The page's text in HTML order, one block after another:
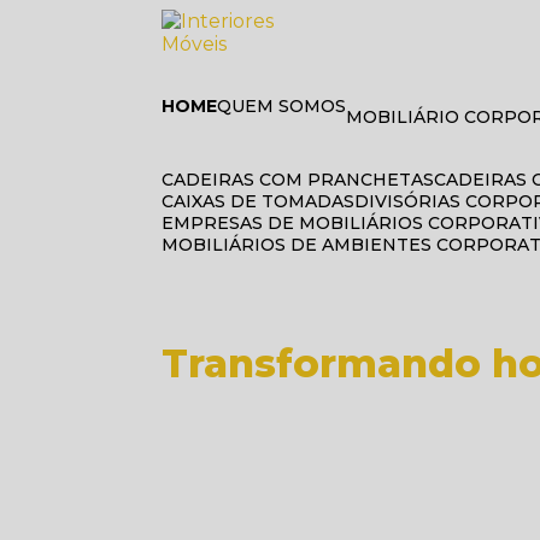
HOME QUEM SOMOS
MOBILIÁRIO
CADEIRAS COM PRANCHETAS
CAIXAS DE TOMADAS
DIVISÓRIAS
EMPRESAS DE MOBILIÁRIOS
MOBILIÁRIOS DE AMBIENTES
Transformando